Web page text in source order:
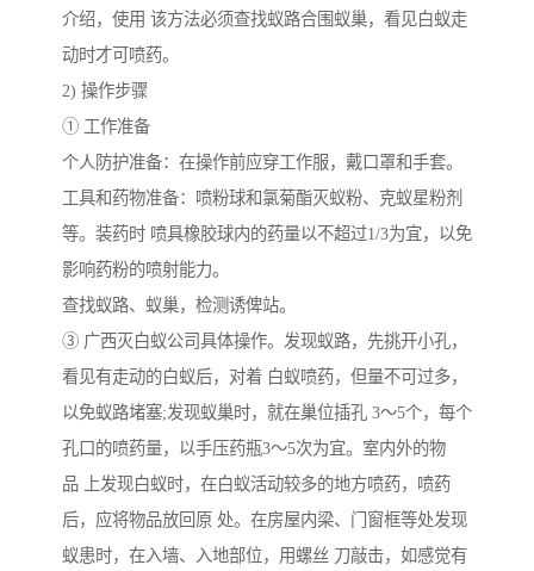
介绍，使用 该方法必须查找蚁路合围蚁巢，看见白蚁走
动时才可喷药。
2) 操作步骤
① 工作准备
个人防护准备：在操作前应穿工作服，戴口罩和手套。
工具和药物准备：喷粉球和氯菊酯灭蚁粉、克蚁星粉剂
等。装药时 喷具橡胶球内的药量以不超过1/3为宜，以免
影响药粉的喷射能力。
查找蚁路、蚁巢，检测诱俾站。
③ 广西灭白蚁公司具体操作。发现蚁路，先挑开小孔，
看见有走动的白蚁后，对着 白蚁喷药，但量不可过多，
以免蚁路堵塞;发现蚁巢时，就在巢位插孔 3～5个，每个
孔口的喷药量，以手压药瓶3～5次为宜。室内外的物
品 上发现白蚁时，在白蚁活动较多的地方喷药，喷药
后，应将物品放回原 处。在房屋内梁、门窗框等处发现
蚁患时，在入墙、入地部位，用螺丝 刀敲击，如感觉有